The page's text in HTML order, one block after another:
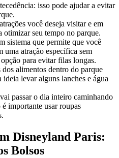
isso pode ajudar a evitar
você deseja visitar e em
otimizar seu tempo no parque.
sistema que permite que você
uma atração específica sem
para evitar filas longas.
alimentos dentro do parque
levar alguns lanches e água
passar o dia inteiro caminhando
importante usar roupas
Disneyland Paris:
Bolsos